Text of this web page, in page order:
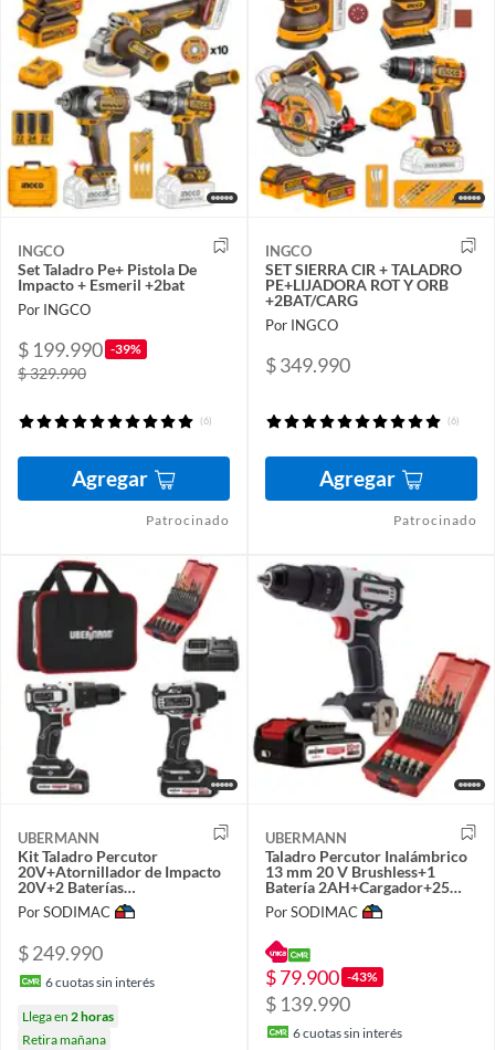
INGCO
Set Taladro Pe+ Pistola De
Impacto + Esmeril +2bat
Por INGCO
$ 199.990 -39%
$ 329.990
(6)
Agregar
Patrocinado
INGCO
SET SIERRA CIR + TALADRO
PE+LIJADORA ROT Y ORB
+2BAT/CARG
Por INGCO
$ 349.990
(6)
Agregar
Patrocinado
UBERMANN
Kit Taladro Percutor
20V+Atornillador de Impacto
20V+2 Baterías
2AH+Cargador+25 Acc
Por SODIMAC
$ 249.990
6cuotas sin interés
Llega en 2 horas
Retira mañana
UBERMANN
Taladro Percutor Inalámbrico
13 mm 20 V Brushless+1
Batería 2AH+Cargador+25
Acc
Por SODIMAC
$ 79.900 -43%
$ 139.990
6cuotas sin interés